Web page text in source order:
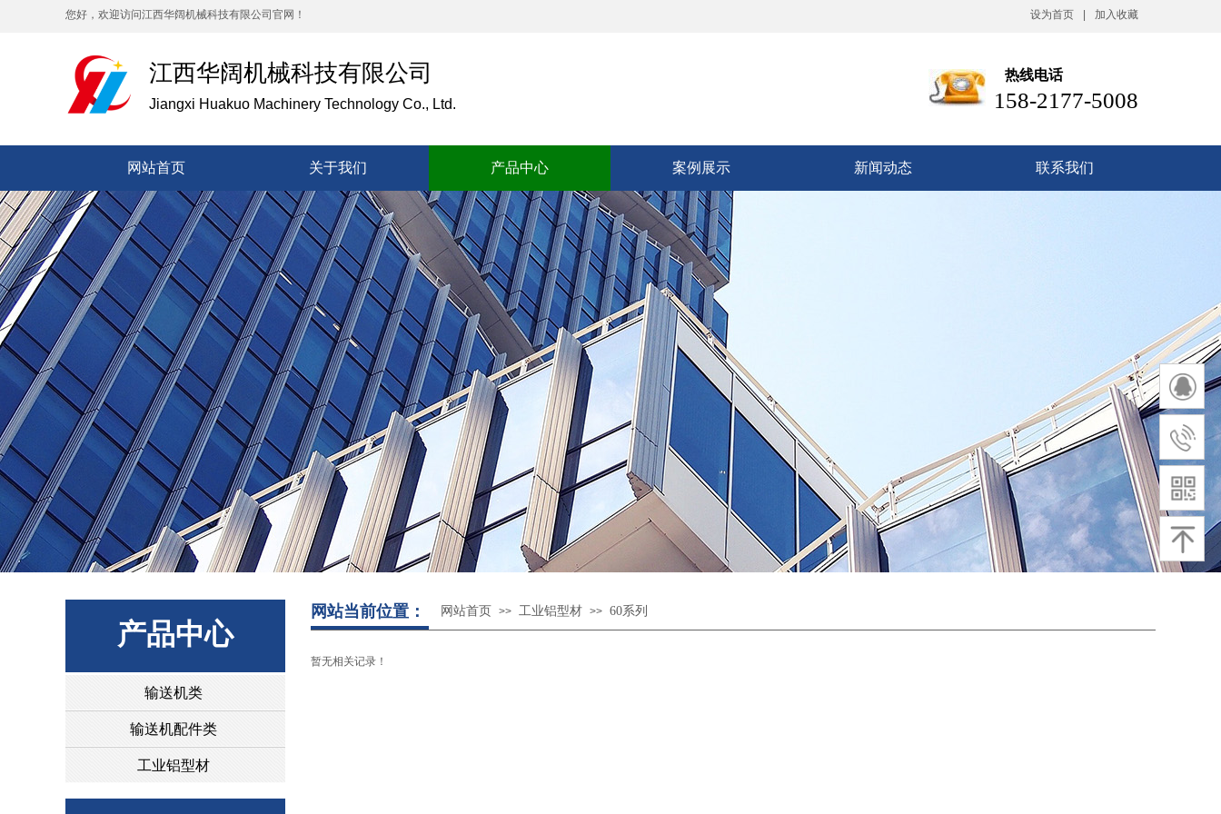
您好，欢迎访问江西华阔机械科技有限公司官网！ 设为首页 加入收藏
热线电话
江西华阔机械科技有限公司
Jiangxi Huakuo Machinery Technology Co., Ltd.
网站首页 关于我们 产品中心 案例展示 新闻动态 联系我们
158-2177-5008
产品中心
网站首页 >> 工业铝型材 >> 60系列
网站当前位置：
暂无相关记录！
输送机类
输送机配件类
工业铝型材